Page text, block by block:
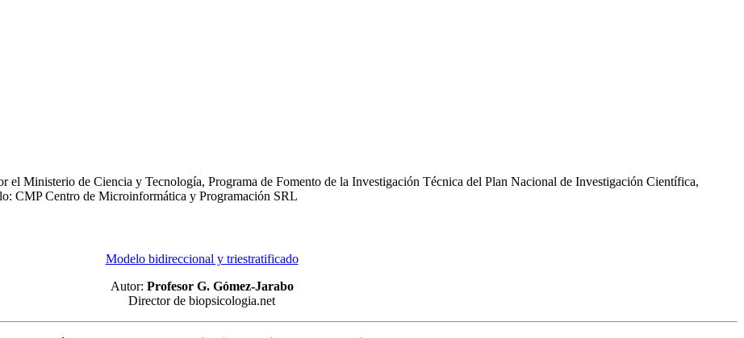
el Ministerio de Ciencia y Tecnología, Programa de Fomento de la Investigación Técnica del Plan Nacional de Investigación Científica,
CMP Centro de Microinformática y Programación SRL
Modelo bidireccional y triestratificado
Autor: Profesor G. Gómez-Jarabo
Director de biopsicologia.net